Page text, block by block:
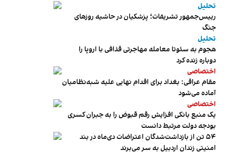
تحلیل
رییس‌جمهور تشریفات؛ پزشکیان در حاشیه روزهای
جنگ
تحلیل
هجوم به سئوتا معامله مهاجرتی قذافی با اروپا را
دوباره زنده کرد
اختصاصی
مقام عراقی: بغداد برای اقدام نهایی علیه شبه‌نظامیان
آماده می‌شود
اختصاصی
یک منبع بانکی افزایش رقم قبوض را به جبران کسری
بودجه دولت مرتبط دانست
۵۴ تن از بازداشت‌شدگان اعتراضات دی‌ماه در بند
امنیتی زندان اردبیل به سر می‌برند